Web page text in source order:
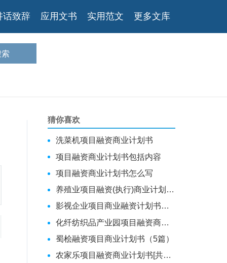
话致辞 应用文书 实用范文 更多文库
猜你喜欢
洗菜机项目融资商业计划书
项目融资商业计划书包括内容
项目融资商业计划书怎么写
养殖业项目融资(执行)商业计划书-范本
影视企业项目商业融资计划书（五篇）
化纤纺织品产业园项目融资商业计划书
蜀桧融资项目商业计划书（5篇）
农家乐项目融资商业计划书[共5篇]